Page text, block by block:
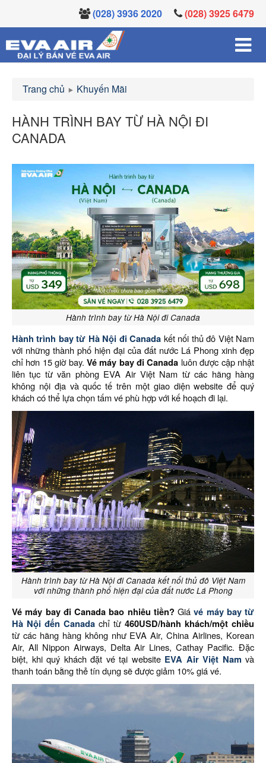
(028) 3936 2020 (028) 3925 6479
Trang chủ Khuyến Mãi
HÀNH TRÌNH BAY TỪ HÀ NỘI ĐI
CANADA
Hành trình bay từ Hà Nội đi Canada
Hành trình bay từ Hà Nội đi Canada kết nối thủ đô Việt Nam
với những thành phố hiện đại của đất nước Lá Phong xinh đẹp
chỉ hơn 15 giờ bay. Vé máy bay đi Canada luôn được cập nhật
liên tục từ văn phòng EVA Air Việt Nam từ các hãng hàng
không nội địa và quốc tế trên một giao diện website để quý
khách có thể lựa chọn tấm vé phù hợp với kế hoạch đi lại.
Hành trình bay từ Hà Nội đi Canada kết nối thủ đô Việt Nam
với những thành phố hiện đại của đất nước Lá Phong
Vé máy bay đi Canada bao nhiêu tiền? Giá vé máy bay từ
Hà Nội đến Canada chỉ từ 460USD/hành khách/một chiều
từ các hãng hàng không như EVA Air, China Airlines, Korean
Air, All Nippon Airways, Delta Air Lines, Cathay Pacific. Đặc
biệt, khi quý khách đặt vé tại website EVA Air Việt Nam và
thanh toán bằng thẻ tín dụng sẽ được giảm 10% giá vé.